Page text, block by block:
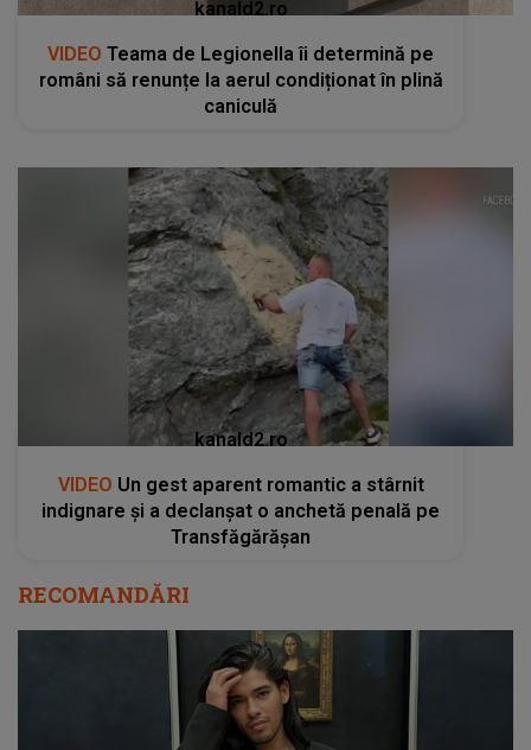
kanald2.ro
VIDEO Teama de Legionella îi determină pe
români să renunțe la aerul condiționat în plină
caniculă
kanald2.ro
VIDEO Un gest aparent romantic a stârnit
indignare și a declanșat o anchetă penală pe
Transfăgărășan
RECOMANDĂRI